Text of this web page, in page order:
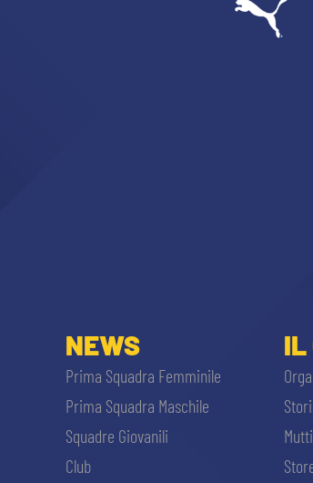
NEWS
Prima Squadra Femminile
Prima Squadra Maschile
Squadre Giovanili
Club
IL